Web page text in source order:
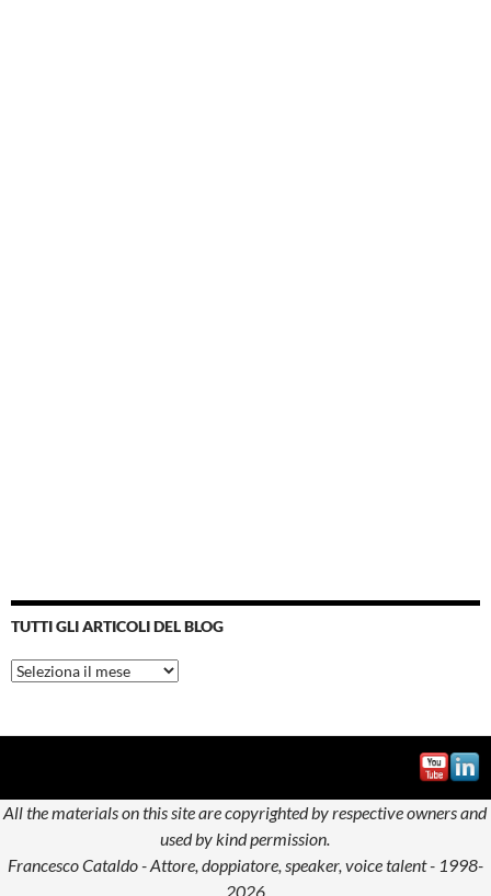
TUTTI GLI ARTICOLI DEL BLOG
Tutti
gli
All the materials on this site are copyrighted by respective owners and
used by kind permission.
Francesco Cataldo - Attore, doppiatore, speaker, voice talent - 1998-
2026